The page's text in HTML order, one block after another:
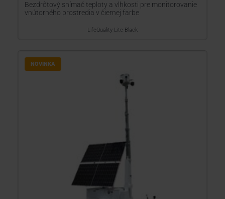
Bezdrôtový snímač teploty a vlhkosti pre monitorovanie
vnútorného prostredia v čiernej farbe
LifeQuality Lite Black
NOVINKA